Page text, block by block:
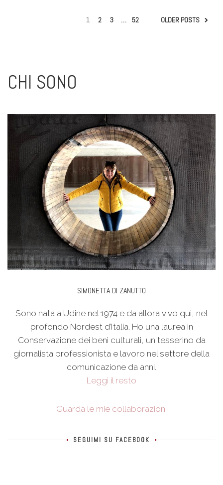
1 2 3 … 52 OLDER POSTS
CHI SONO
SIMONETTA DI ZANUTTO
Sono nata a Udine nel 1974 e da allora vivo qui, nel
profondo Nordest d’Italia. Ho una laurea in
Conservazione dei beni culturali, un tesserino da
giornalista professionista e lavoro nel settore della
comunicazione da anni.
Leggi il resto
Guarda le mie collaborazioni
SEGUIMI SU FACEBOOK